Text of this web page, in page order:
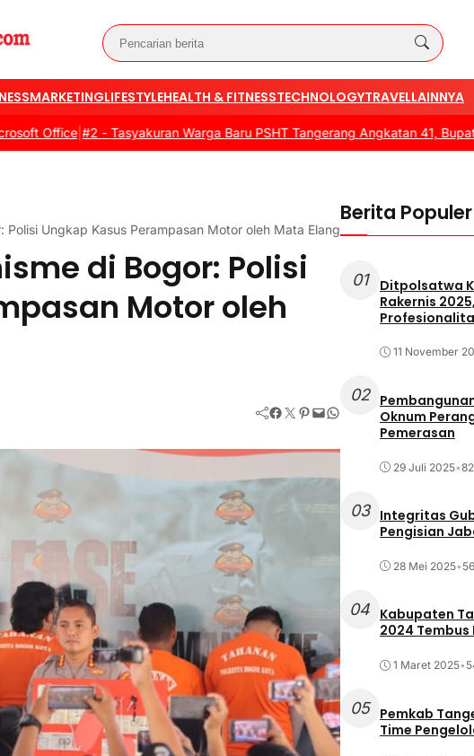
MARKETINGLIFESTYLEHEALTH & FITNESSTECHNOLOGYTRAVELLAINNYA
|#2 -Tasyakuran Warga Baru PSHT Tangerang Angkatan 41, Bupati
Polisi Ungkap Kasus Perampasan Motor oleh Mata Elang
di Bogor: Polisi
Motor oleh
Facebook Twitter Pinterest Mail WhatsApp
Berita Populer
01
Ditpolsatwa
Rakernis
11 November
02
Oknum
Pemerasan
29 Juli 2025•
03
Integritas
Pengisian
28 Mei 2025•
04 Kabupaten
2024 Tembus
1 Maret 2025•
05
Pemkab
Time